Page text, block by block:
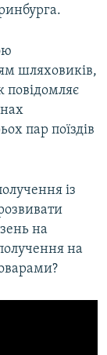
шляховиків,
повідомляє
пар поїздів
із
на
на